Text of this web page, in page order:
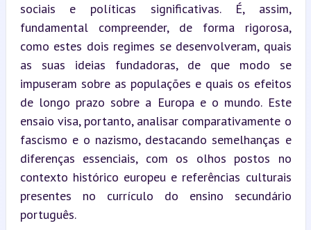
sociais e políticas significativas. É, assim,
fundamental compreender, de forma rigorosa,
como estes dois regimes se desenvolveram, quais
as suas ideias fundadoras, de que modo se
impuseram sobre as populações e quais os efeitos
de longo prazo sobre a Europa e o mundo. Este
ensaio visa, portanto, analisar comparativamente o
fascismo e o nazismo, destacando semelhanças e
diferenças essenciais, com os olhos postos no
contexto histórico europeu e referências culturais
presentes no currículo do ensino secundário
português.